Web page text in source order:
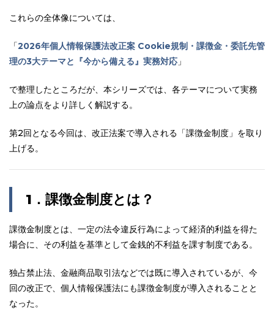
これらの全体像については、
「2026年個人情報保護法改正案 Cookie規制・課徴金・委託先管
理の3大テーマと『今から備える』実務対応 」
で整理したところだが、本シリーズでは、各テーマについて実務
上の論点をより詳しく解説する。
第2回となる今回は、改正法案で導入される「課徴金制度」を取り
上げる。
1 ．課徴金制度とは？
課徴金制度とは、一定の法令違反行為によって経済的利益を得た
場合に、その利益を基準として金銭的不利益を課す制度である。
独占禁止法、金融商品取引法などでは既に導入されているが、今
回の改正で、個人情報保護法にも課徴金制度が導入されることと
なった。